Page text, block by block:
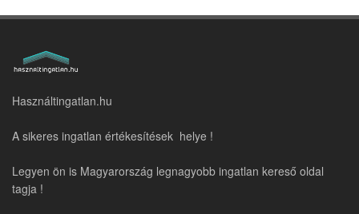
Használtingatlan.hu
A sikeres ingatlan értékesítések helye !
Legyen ön is Magyarország legnagyobb ingatlan kereső oldal
tagja !